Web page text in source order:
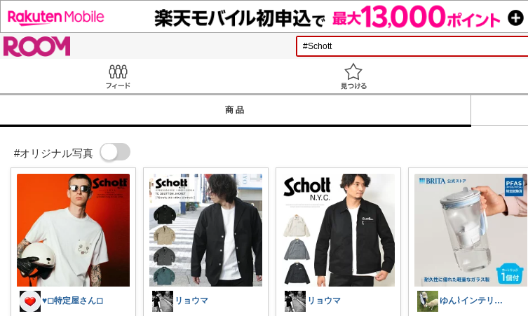
商品
#オリジナル写真
♥️◻︎特定屋さん◻︎ リョウマ リョウマ ゆん⌇インテリアと生活雑貨がメイン🧸